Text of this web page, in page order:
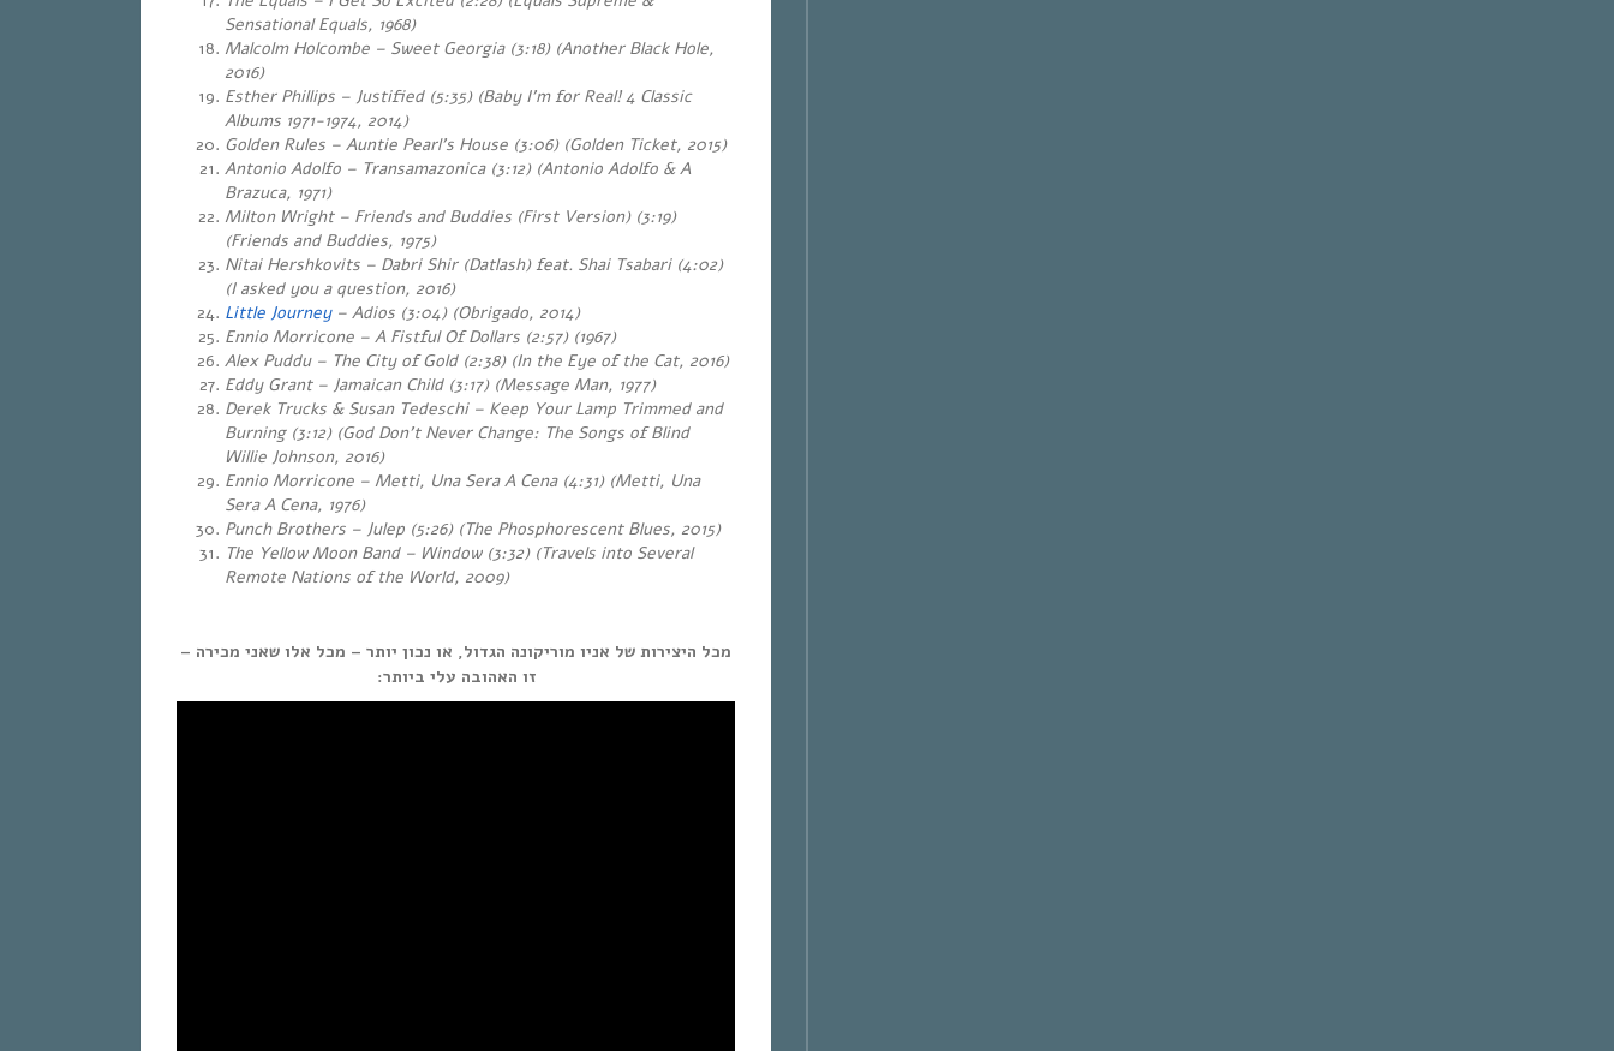
Sensational Equals, 1968)
Malcolm Holcombe – Sweet Georgia (3:18) (Another Black Hole,
2016)
Esther Phillips – Justified (5:35) (Baby I’m for Real! 4 Classic
Albums 1971-1974, 2014)
Golden Rules – Auntie Pearl’s House (3:06) (Golden Ticket, 2015)
Antonio Adolfo – Transamazonica (3:12) (Antonio Adolfo & A
Brazuca, 1971)
Milton Wright – Friends and Buddies (First Version) (3:19)
(Friends and Buddies, 1975)
Nitai Hershkovits – Dabri Shir (Datlash) feat. Shai Tsabari (4:02)
(I asked you a question, 2016)
Little Journey– Adios (3:04) (Obrigado, 2014)
Ennio Morricone – A Fistful Of Dollars (2:57) (1967)
Alex Puddu – The City of Gold (2:38) (In the Eye of the Cat, 2016)
Eddy Grant – Jamaican Child (3:17) (Message Man, 1977)
Derek Trucks & Susan Tedeschi – Keep Your Lamp Trimmed and
Burning (3:12) (God Don’t Never Change: The Songs of Blind
Willie Johnson, 2016)
Ennio Morricone – Metti, Una Sera A Cena (4:31) (Metti, Una
Sera A Cena, 1976)
Punch Brothers – Julep (5:26) (The Phosphorescent Blues, 2015)
The Yellow Moon Band – Window (3:32) (Travels into Several
Remote Nations of the World, 2009)
מכל היצירות של אניו מוריקונה הגדול, או נכון יותר – מכל אלו שאני מכירה –
זו האהובה עלי ביותר: